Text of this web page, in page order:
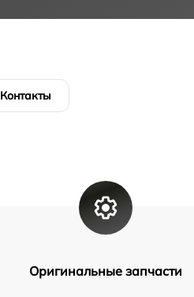
Контакты
Оригинальные запчасти